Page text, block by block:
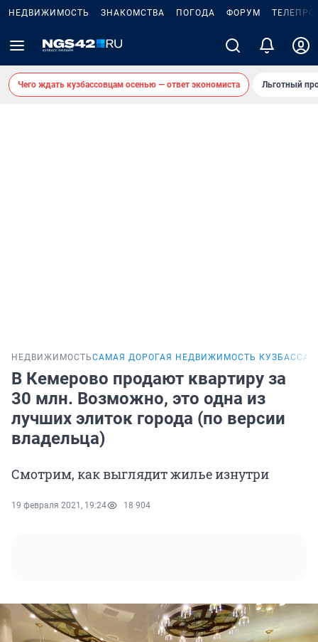
НЕДВИЖИМОСТЬ ЗНАКОМСТВА ПОГОДА ФОРУМ
Чего ждать кузбассовцам осенью — ответ экономиста Льготный
НЕДВИЖИМОСТЬСАМАЯ ДОРОГАЯ НЕДВИЖИМОСТЬ КУЗБАССА
В Кемерово продают квартиру за
30 млн. Возможно, это одна из
лучших элиток города (по версии
владельца)
Смотрим, как выглядит жилье изнутри
19 февраля 2021, 19:24 18 904